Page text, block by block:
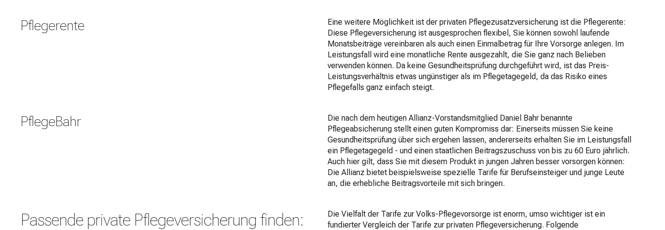
Pflegerente
Eine weitere Möglichkeit ist der privaten Pflegezusatzversicherung ist die Pflegerente:
Diese Pflegeversicherung ist ausgesprochen flexibel, Sie können sowohl laufende
Monatsbeiträge vereinbaren als auch einen Einmalbetrag für Ihre Vorsorge anlegen. Im
Leistungsfall wird eine monatliche Rente ausgezahlt, die Sie ganz nach Belieben
verwenden können. Da keine Gesundheitsprüfung durchgeführt wird, ist das Preis-
Leistungsverhältnis etwas ungünstiger als im Pflegetagegeld, da das Risiko eines
Pflegefalls ganz einfach steigt.
PflegeBahr
Die nach dem heutigen Allianz-Vorstandsmitglied Daniel Bahr benannte
Pflegeabsicherung stellt einen guten Kompromiss dar: Einerseits müssen Sie keine
Gesundheitsprüfung über sich ergehen lassen, andererseits erhalten Sie im Leistungsfall
ein Pflegetagegeld - und einen staatlichen Beitragszuschuss von bis zu 60 Euro jährlich.
Auch hier gilt, dass Sie mit diesem Produkt in jungen Jahren besser vorsorgen können:
Die Allianz bietet beispielsweise spezielle Tarife für Berufseinsteiger und junge Leute
an, die erhebliche Beitragsvorteile mit sich bringen.
Passende private Pflegeversicherung finden:
Die Vielfalt der Tarife zur Volks-Pflegevorsorge ist enorm, umso wichtiger ist ein
fundierter Vergleich der Tarife zur privaten Pflegeversicherung. Folgende